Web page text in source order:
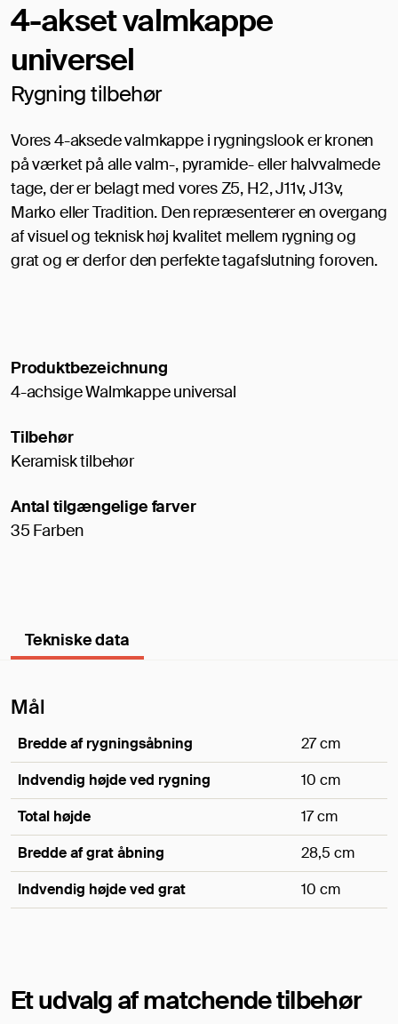
4-akset valmkappe
universel
Rygning tilbehør
Vores 4-aksede valmkappe i rygningslook er kronen
på værket på alle valm-, pyramide- eller halvvalmede
tage, der er belagt med vores Z5, H2, J11v, J13v,
Marko eller Tradition. Den repræsenterer en overgang
af visuel og teknisk høj kvalitet mellem rygning og
grat og er derfor den perfekte tagafslutning foroven.
Produktbezeichnung
4-achsige Walmkappe universal
Tilbehør
Keramisk tilbehør
Antal tilgængelige farver
35 Farben
Tekniske data
Mål
Bredde af rygningsåbning
27 cm
Indvendig højde ved rygning
10 cm
Total højde
17 cm
Bredde af grat åbning
28,5 cm
Indvendig højde ved grat
10 cm
Et udvalg af matchende tilbehør